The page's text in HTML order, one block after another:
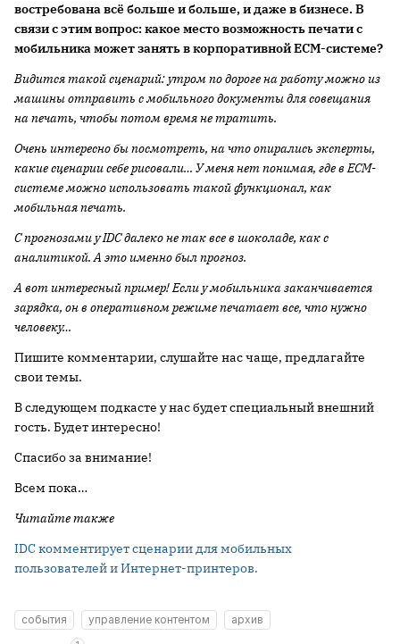
востребована всё больше и больше, и даже в бизнесе. В
связи с этим вопрос: какое место возможность печати с
мобильника может занять в корпоративнойECM-системе?
Видится такой сценарий: утром по дороге на работу можно из
машины отправить с мобильного документы для совещания
на печать, чтобы потом время не тратить.
Очень интересно бы посмотреть, на что опирались эксперты,
какие сценарии себе рисовали… У меня нет понимая, где вECM-
системе можно использовать такой функционал, как
мобильная печать.
С прогнозами у IDC далеко не так все в шоколаде, как с
аналитикой. А это именно был прогноз.
А вот интересный пример! Если у мобильника заканчивается
зарядка, он в оперативном режиме печатает все, что нужно
человеку…
Пишите комментарии, слушайте нас чаще, предлагайте
свои темы.
В следующем подкасте у нас будет специальный внешний
гость. Будет интересно!
Спасибо за внимание!
Всем пока…
Читайте также
IDC комментирует сценарии для мобильных
пользователей и Интернет-принтеров.
события управление контентом архив